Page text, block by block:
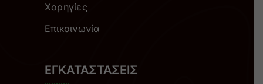
Χορηγίες
Επικοινωνία
ΕΓΚΑΤΑΣΤΑΣΕΙΣ